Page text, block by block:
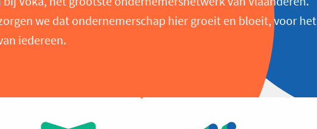
we dat ondernemerschap hier groeit en bloeit, voor het
iedereen.